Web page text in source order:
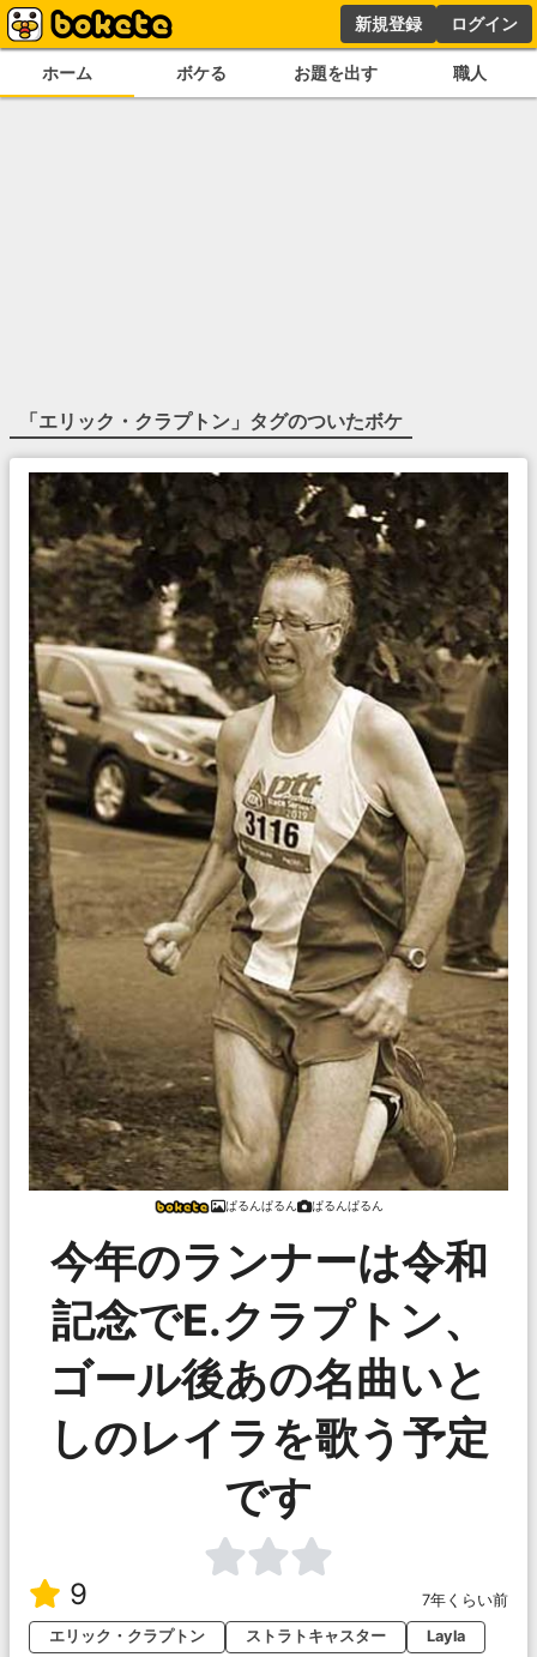
新規登録 ログイン
ホーム ボケる お題を出す 職人
「エリック・クラプトン 」タグのついたボケ
ぱるんぱるん ぱるんぱるん
今年のランナーは令和
記念でE.クラプトン、
ゴール後あの名曲いと
しのレイラを歌う予定
です
9
7年くらい前
エリック・クラプトン
ストラトキャスター Layla